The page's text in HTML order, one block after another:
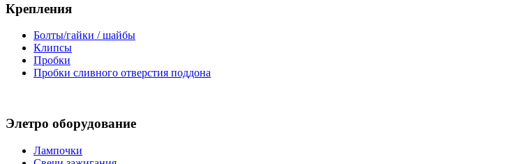
Крепления
Болты/гайки / шайбы
Клипсы
Пробки
Пробки сливного отверстия поддона
Элетро оборудование
Лампочки